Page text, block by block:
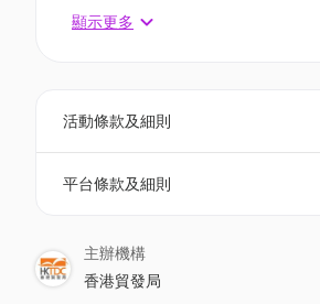
7月17至18日 - 上午10時至晚上
(1) 電子超級書迷證 (HK$88)
只限一人使用及進場
顯示更多
活動條款及細則
平台條款及細則
主辦機構
香港貿發局